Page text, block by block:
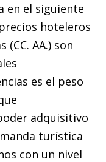
en el siguiente
hoteleros
AA.) son
es el peso
adquisitivo
turística
con un nivel